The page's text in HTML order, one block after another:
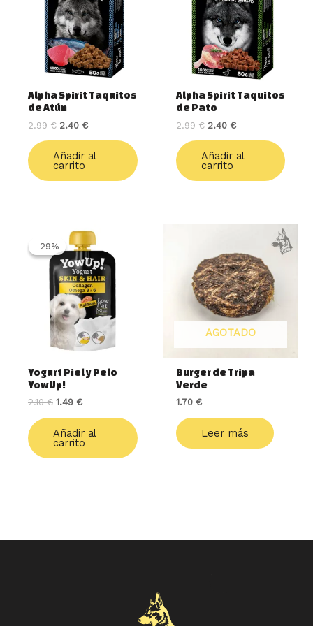
Alpha Spirit Taquitos
de Atún
2.99€ 2.40 €
Añadir al
carrito
Alpha Spirit Taquitos
de Pato
2.99€ 2.40 €
Añadir al
carrito
-29%
-29%
Yogurt Piel y Pelo
YowUp!
2.10€
precio
original
era:
2.10 €.
1.49 €
El
precio
actual
es:
1.49 €.
Añadir al
carrito
AGOTADO
Burger de Tripa
Verde
1.70 €
Leer más